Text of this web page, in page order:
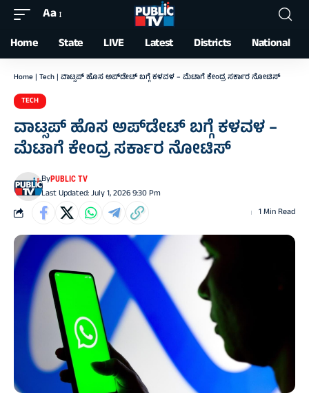
Font
Resizer
Aa
Home State LIVE Latest Districts National
Home | Tech | ವಾಟ್ಸಪ್‌ ಹೊಸ ಅಪ್‌ಡೇಟ್‌ ಬಗ್ಗೆ ಕಳವಳ – ಮೆಟಾಗೆ ಕೇಂದ್ರ ಸರ್ಕಾರ ನೋಟಿಸ್
TECH
ವಾಟ್ಸಪ್‌ ಹೊಸ ಅಪ್‌ಡೇಟ್‌ ಬಗ್ಗೆ ಕಳವಳ –
ಮೆಟಾಗೆ ಕೇಂದ್ರ ಸರ್ಕಾರ ನೋಟಿಸ್
Last Updated: July 1, 2026 9:30 Pm
ByPUBLIC TV
1 Min Read